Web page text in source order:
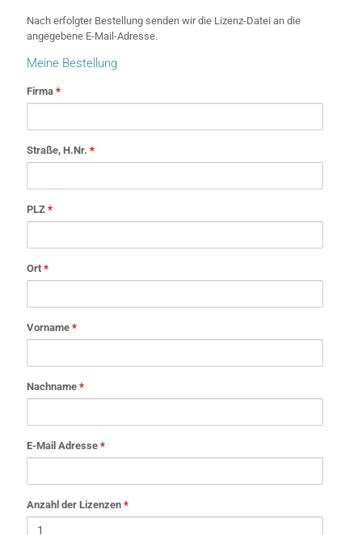
Nach erfolgter Bestellung senden wir die Lizenz-Datei an die
angegebene E-Mail-Adresse.
Meine Bestellung
Firma *
Straße, H.Nr. *
PLZ *
Ort *
Vorname *
Nachname *
E-Mail Adresse *
Anzahl der Lizenzen *